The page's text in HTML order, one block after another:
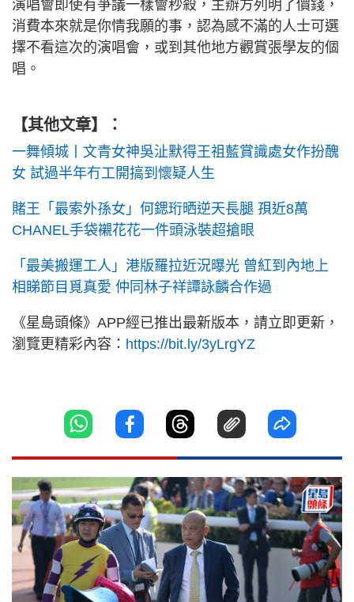
演唱會即使有爭議一樣會秒殺，主辦方列明了價錢，
消費本來就是你情我願的事，認為感不滿的人士可選
擇不看這次的演唱會，或到其他地方觀賞張學友的個
唱。
【其他文章】：
一舞傾城丨文青女神吳沚默得王祖藍賞識處女作扮醜
女 試過半年冇工開搞到懷疑人生
賭王「最索外孫女」何鍶珩晒逆天長腿 孭近8萬
CHANEL手袋襯花花一件頭泳裝超搶眼
「最美搬運工人」港版羅拉近況曝光 曾紅到內地上
相睇節目覓真愛 仲同林子祥譚詠麟合作過
《星島頭條》APP經已推出最新版本，請立即更新，
瀏覽更精彩內容： https://bit.ly/3yLrgYZ